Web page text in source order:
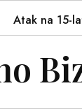
Atak na 15-